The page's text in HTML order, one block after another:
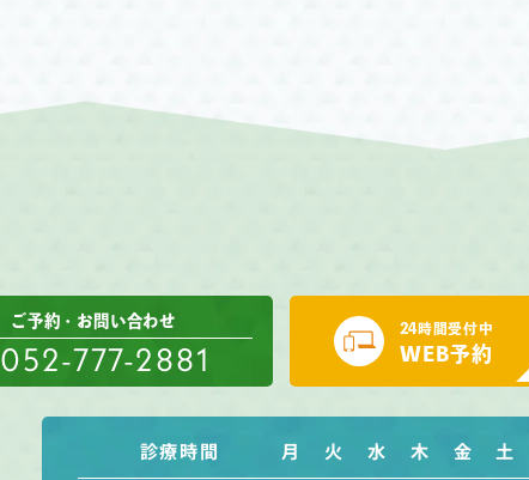
ご予約・お問い合わせ
052-777-2881
24時間受付中
WEB予約
診療時間 月 火 水 木 金 土